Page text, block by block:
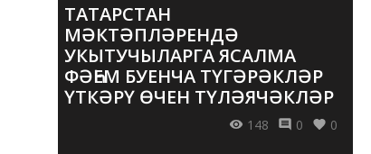
ТАТАРСТАН
МӘКТӘПЛӘРЕНДӘ
УКЫТУЧЫЛАРГА ЯСАЛМА
ФӘҺЕМ БУЕНЧА ТҮГӘРӘКЛӘР
ҮТКӘРҮ ӨЧЕН ТҮЛӘЯЧӘКЛӘР
148 0 0